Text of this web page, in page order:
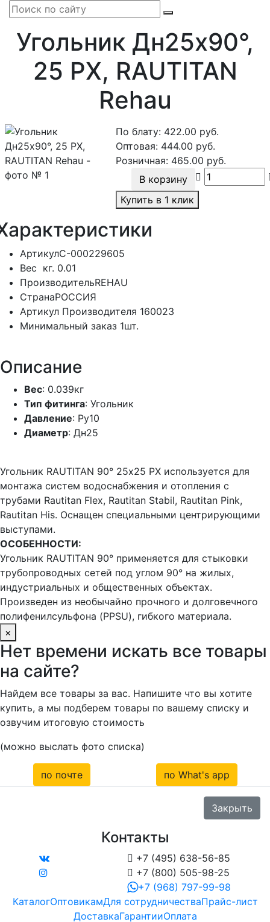
Угольник Дн25х90°,
25 PX, RAUTITAN
Rehau
АртикулС-000229605
Вес кг. 0.01
ПроизводительREHAU
СтранаРОССИЯ
Артикул Производителя 160023
Минимальный заказ 1шт.
По блату: 422.00 руб.
Оптовая: 444.00 руб.
Розничная: 465.00 руб.
В корзину
Купить в 1 клик
Описание
Вес: 0.039кг
Тип фитинга: Угольник
Давление: Ру10
Диаметр: Дн25
Угольник RAUTITAN 90° 25х25 PX используется для
монтажа систем водоснабжения и отопления c
трубами Rautitan Flex, Rautitan Stabil, Rautitan Pink,
Rautitan His. Оснащен специальными центрирующими
выступами.
ОСОБЕННОСТИ:
Угольник RAUTITAN 90° применяется для стыковки
трубопроводных сетей под углом 90° на жилых,
индустриальных и общественных объектах.
Произведен из необычайно прочного и долговечного
полифенилсульфона (PPSU), гибкого материала.
×
Нет времени искать все товары
на сайте?
Найдем все товары за вас. Напишите что вы хотите
купить, а мы подберем товары по вашему списку и
озвучим итоговую стоимость
(можно выслать фото списка)
по почте по What's app
Закрыть
Контакты
 +7 (495) 638-56-85
 +7 (800) 505-98-25
+7 (968) 797-99-98
КаталогОптовикамДля сотрудничестваПрайс-лист
ДоставкаГарантииОплата